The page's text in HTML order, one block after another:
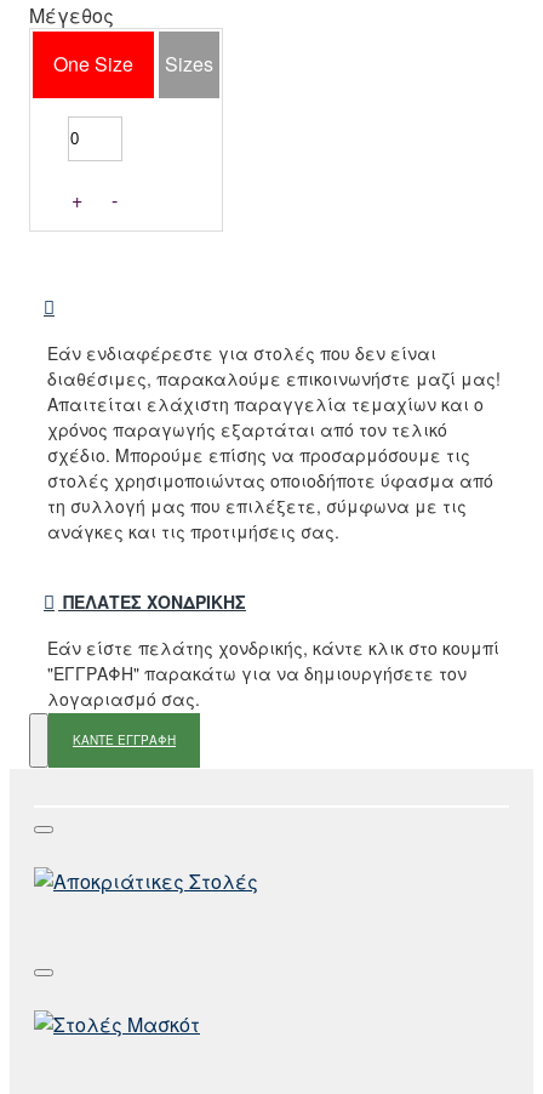
Μέγεθος
One Size
Sizes
+ -
Εάν ενδιαφέρεστε για στολές που δεν είναι
διαθέσιμες, παρακαλούμε επικοινωνήστε μαζί μας!
Απαιτείται ελάχιστη παραγγελία τεμαχίων και ο
χρόνος παραγωγής εξαρτάται από τον τελικό
σχέδιο. Μπορούμε επίσης να προσαρμόσουμε τις
στολές χρησιμοποιώντας οποιοδήποτε ύφασμα από
τη συλλογή μας που επιλέξετε, σύμφωνα με τις
ανάγκες και τις προτιμήσεις σας.
ΠΕΛΆΤΕΣ ΧΟΝΔΡΙΚΉΣ
Εάν είστε πελάτης χονδρικής, κάντε κλικ στο κουμπί
"ΕΓΓΡΑΦΗ" παρακάτω για να δημιουργήσετε τον
λογαριασμό σας.
ΚΑΝΤΕ ΕΓΓΡΑΦΗ